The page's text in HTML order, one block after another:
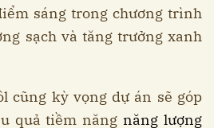
sáng trong chương trình
sạch và tăng trưởng xanh
cũng kỳ vọng dự án sẽ góp
quả tiềm năngnăng lượng